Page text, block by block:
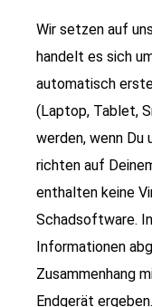
Wir setzen auf
handelt es sich
automatisch
(Laptop, Tablet,
werden, wenn Du
richten auf
enthalten keine
Schadsoftware.
Informationen
Zusammenhang
Endgerät